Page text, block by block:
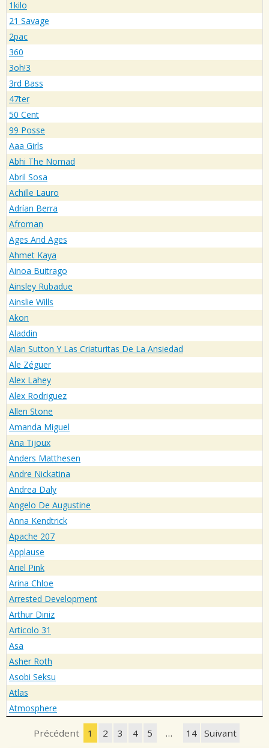
1kilo
21 Savage
2pac
360
3oh!3
3rd Bass
47ter
50 Cent
99 Posse
Aaa Girls
Abhi The Nomad
Abril Sosa
Achille Lauro
Adrían Berra
Afroman
Ages And Ages
Ahmet Kaya
Ainoa Buitrago
Ainsley Rubadue
Ainslie Wills
Akon
Aladdin
Alan Sutton Y Las Criaturitas De La Ansiedad
Ale Zéguer
Alex Lahey
Alex Rodriguez
Allen Stone
Amanda Miguel
Ana Tijoux
Anders Matthesen
Andre Nickatina
Andrea Daly
Angelo De Augustine
Anna Kendtrick
Apache 207
Applause
Ariel Pink
Arina Chloe
Arrested Development
Arthur Diniz
Articolo 31
Asa
Asher Roth
Asobi Seksu
Atlas
Atmosphere
Précédent 1 2 3 4 5 … 14 Suivant